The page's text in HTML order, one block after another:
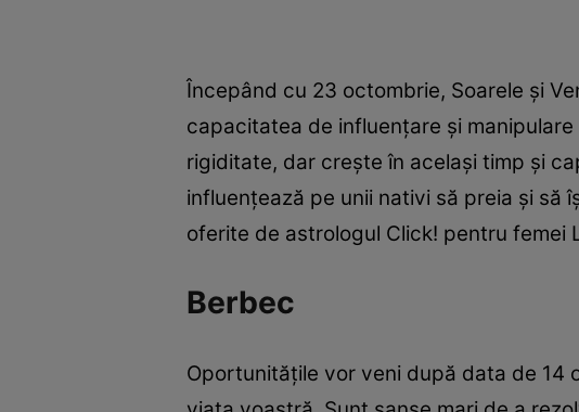
Începând cu 23 octombrie, Soarele și
capacitatea de influențare și
rigiditate, dar crește în același timp și
influențează pe unii nativi să preia și să
oferite de astrologul Click! pentru femei
Berbec
Oportunitățile vor veni după data de 14